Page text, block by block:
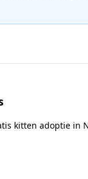
kitten adoptie in